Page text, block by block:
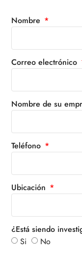
Nombre
Correo electrónico
Nombre de su
Teléfono
Ubicación
¿Está siendo
Si
No